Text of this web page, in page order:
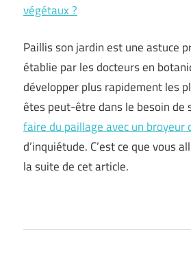
végétaux ?
Paillis son jardin est une astuce
établie par les docteurs en
développer plus rapidement les
êtes peut-être dans le besoin de
faire du paillage avec un broyeur
d’inquiétude. C’est ce que vous
la suite de cet article.